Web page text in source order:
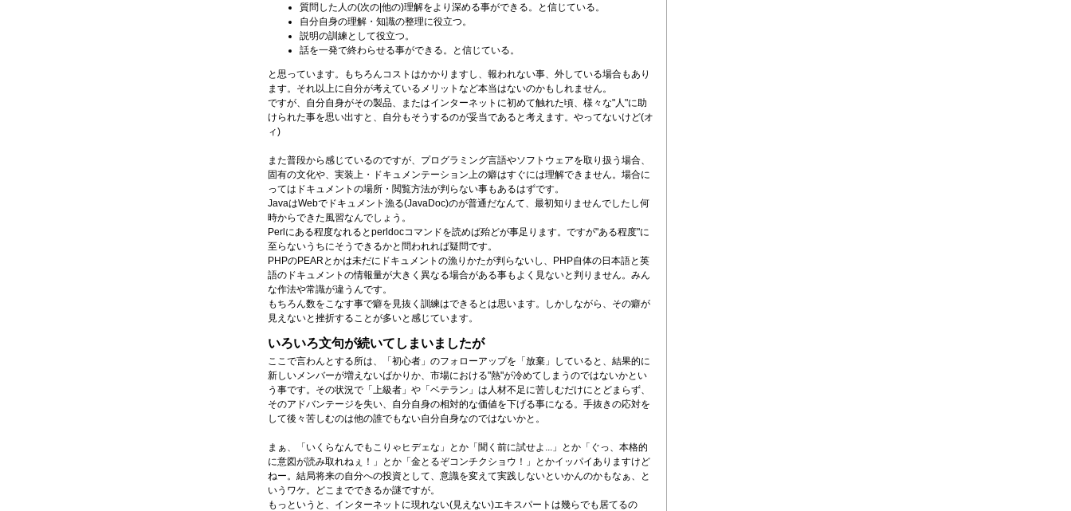
質問した人の(次の|他の)理解をより深める事ができる。と信じている。
自分自身の理解・知識の整理に役立つ。
説明の訓練として役立つ。
話を一発で終わらせる事ができる。と信じている。
と思っています。もちろんコストはかかりますし、報われない事、外している場合もあり
ます。それ以上に自分が考えているメリットなど本当はないのかもしれません。
ですが、自分自身がその製品、またはインターネットに初めて触れた頃、様々な"人"に助
けられた事を思い出すと、自分もそうするのが妥当であると考えます。やってないけど(オ
ィ)
また普段から感じているのですが、プログラミング言語やソフトウェアを取り扱う場合、
固有の文化や、実装上・ドキュメンテーション上の癖はすぐには理解できません。場合に
ってはドキュメントの場所・閲覧方法が判らない事もあるはずです。
JavaはWebでドキュメント漁る(JavaDoc)のが普通だなんて、最初知りませんでしたし何
時からできた風習なんでしょう。
Perlにある程度なれるとperldocコマンドを読めば殆どが事足ります。ですが"ある程度"に
至らないうちにそうできるかと問われれば疑問です。
PHPのPEARとかは未だにドキュメントの漁りかたが判らないし、PHP自体の日本語と英
語のドキュメントの情報量が大きく異なる場合がある事もよく見ないと判りません。みん
な作法や常識が違うんです。
もちろん数をこなす事で癖を見抜く訓練はできるとは思います。しかしながら、その癖が
見えないと挫折することが多いと感じています。
いろいろ文句が続いてしまいましたが
ここで言わんとする所は、「初心者」のフォローアップを「放棄」していると、結果的に
新しいメンバーが増えないばかりか、市場における"熱"が冷めてしまうのではないかとい
う事です。その状況で「上級者」や「ベテラン」は人材不足に苦しむだけにとどまらず、
そのアドバンテージを失い、自分自身の相対的な価値を下げる事になる。手抜きの応対を
して後々苦しむのは他の誰でもない自分自身なのではないかと。
まぁ、「いくらなんでもこりゃヒデェな」とか「聞く前に試せよ...」とか「ぐっ、本格的
に意図が読み取れねぇ！」とか「金とるぞコンチクショウ！」とかイッパイありますけど
ねー。結局将来の自分への投資として、意識を変えて実践しないといかんのかもなぁ、と
いうワケ。どこまでできるか謎ですが。
もっというと、インターネットに現れない(見えない)エキスパートは幾らでも居てるの